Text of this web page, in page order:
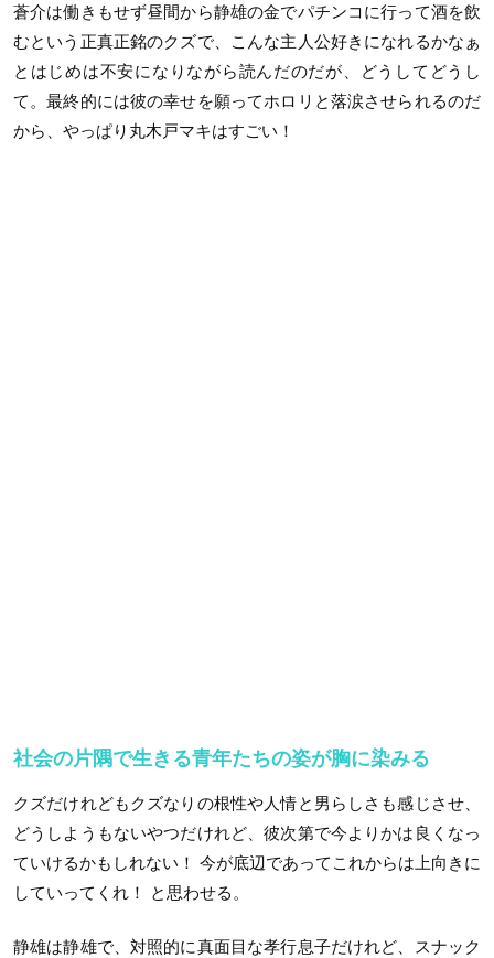
蒼介は働きもせず昼間から静雄の金でパチンコに行って酒を飲
むという正真正銘のクズで、こんな主人公好きになれるかなぁ
とはじめは不安になりながら読んだのだが、どうしてどうし
て。最終的には彼の幸せを願ってホロリと落涙させられるのだ
から、やっぱり丸木戸マキはすごい！
社会の片隅で生きる青年たちの姿が胸に染みる
クズだけれどもクズなりの根性や人情と男らしさも感じさせ、
どうしようもないやつだけれど、彼次第で今よりかは良くなっ
ていけるかもしれない！ 今が底辺であってこれからは上向きに
していってくれ！ と思わせる。
静雄は静雄で、対照的に真面目な孝行息子だけれど、スナック